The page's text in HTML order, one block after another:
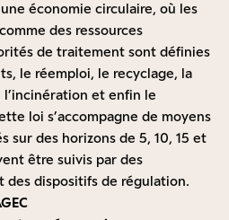
économie circulaire, où les
des ressources
de traitement sont définies
le réemploi, le recyclage, la
et enfin le
loi s’accompagne de moyens
sur des horizons de 5, 10, 15 et
être suivis par des
des dispositifs de régulation.